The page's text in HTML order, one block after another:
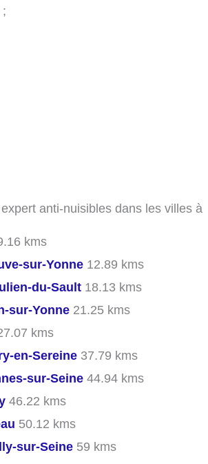
anti-nuisibles dans les villes à
kms
sur-Yonne 12.89 kms
du-Sault 18.13 kms
sur-Yonne 21.25 kms
kms
en-Sereine 37.79 kms
sur-Seine 44.94 kms
46.22 kms
50.12 kms
sur-Seine 59 kms